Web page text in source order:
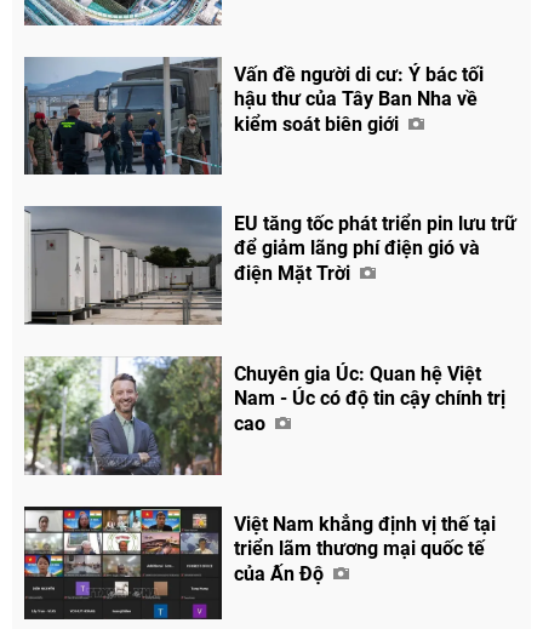
Vấn đề người di cư: Ý bác tối
hậu thư của Tây Ban Nha về
kiểm soát biên giới
EU tăng tốc phát triển pin lưu trữ
để giảm lãng phí điện gió và
điện Mặt Trời
Chuyên gia Úc: Quan hệ Việt
Nam - Úc có độ tin cậy chính trị
cao
Việt Nam khẳng định vị thế tại
triển lãm thương mại quốc tế
của Ấn Độ